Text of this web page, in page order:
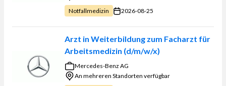
Notfallmedizin
2026-08-25
Arzt in Weiterbildung zum Facharzt für
Arbeitsmedizin (d/m/w/x)
Mercedes-Benz AG
An mehreren Standorten verfügbar